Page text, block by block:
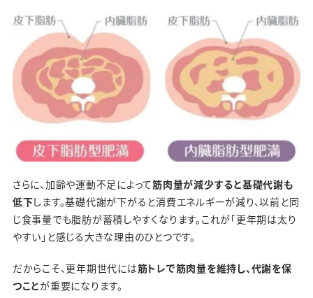
さらに、加齢や運動不足によって筋肉量が減少すると基礎代謝も
低下します。基礎代謝が下がると消費エネルギーが減り、以前と同
じ食事量でも脂肪が蓄積しやすくなります。これが「更年期は太り
やすい」と感じる大きな理由のひとつです。
だからこそ、更年期世代には筋トレで筋肉量を維持し、代謝を保
つことが重要になります。